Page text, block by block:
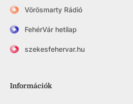
Vörösmarty Rádió
FehérVár hetilap
szekesfehervar.hu
Információk